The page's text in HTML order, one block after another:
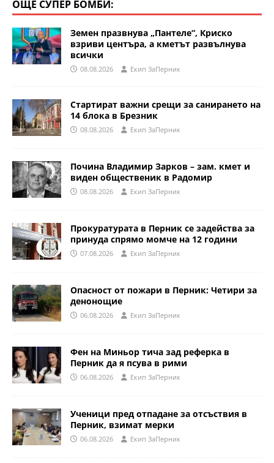
ОЩЕ СУПЕР БОМБИ:
Земен празвнува „Пантеле“, Криско
взриви центъра, а кметът развълнува
всички
08.08.2026 Eкип ЗаПерник
Стартират важни срещи за санирането на
14 блока в Брезник
08.08.2026 Eкип ЗаПерник
Почина Владимир Зарков – зам. кмет и
виден общественик в Радомир
08.08.2026 Eкип ЗаПерник
Прокуратурата в Перник се задейства за
принуда спрямо момче на 12 години
07.08.2026 Eкип ЗаПерник
Опасност от пожари в Перник: Четири за
денонощие
06.08.2026 Eкип ЗаПерник
Фен на Миньор тича зад реферка в
Перник да я псува в рими
06.08.2026 Eкип ЗаПерник
Ученици пред отпадане за отсъствия в
Перник, взимат мерки
06.08.2026 Eкип ЗаПерник